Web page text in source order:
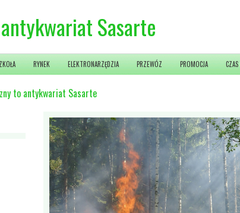
Sasarte
RYNEK ELEKTRONARZĘDZIA PRZEWÓZ PROMOCJA
to antykwariat Sasarte